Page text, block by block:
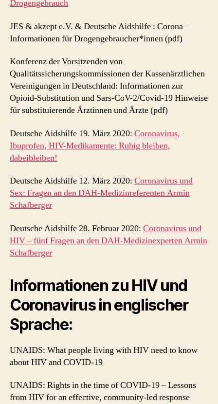
Drogengebrauch
JES & akzept e.V. & Deutsche Aidshilfe : Corona –
Informationen für Drogengebraucher*innen (pdf)
Konferenz der Vorsitzenden von
Qualitätssicherungskommissionen der Kassenärztlichen
Vereinigungen in Deutschland: Informationen zur
Opioid-Substitution und Sars-CoV-2/Covid-19 Hinweise
für substituierende Ärztinnen und Ärzte (pdf)
Deutsche Aidshilfe 19. März 2020: Coronavirus,
Ibuprofen, HIV-Medikamente: Ruhig bleiben,
dabeibleiben!
Deutsche Aidshilfe 12. März 2020: Coronavirus und
Sex: Fragen an den DAH-Medizinreferenten Armin
Schafberger
Deutsche Aidshilfe 28. Februar 2020: Coronavirus und
HIV – fünf Fragen an den DAH-Medizinexperten Armin
Schafberger
Informationen zu HIV und
Coronavirus in englischer
Sprache:
UNAIDS: What people living with HIV need to know
about HIV and COVID-19
UNAIDS: Rights in the time of COVID-19 – Lessons
from HIV for an effective, community-led response